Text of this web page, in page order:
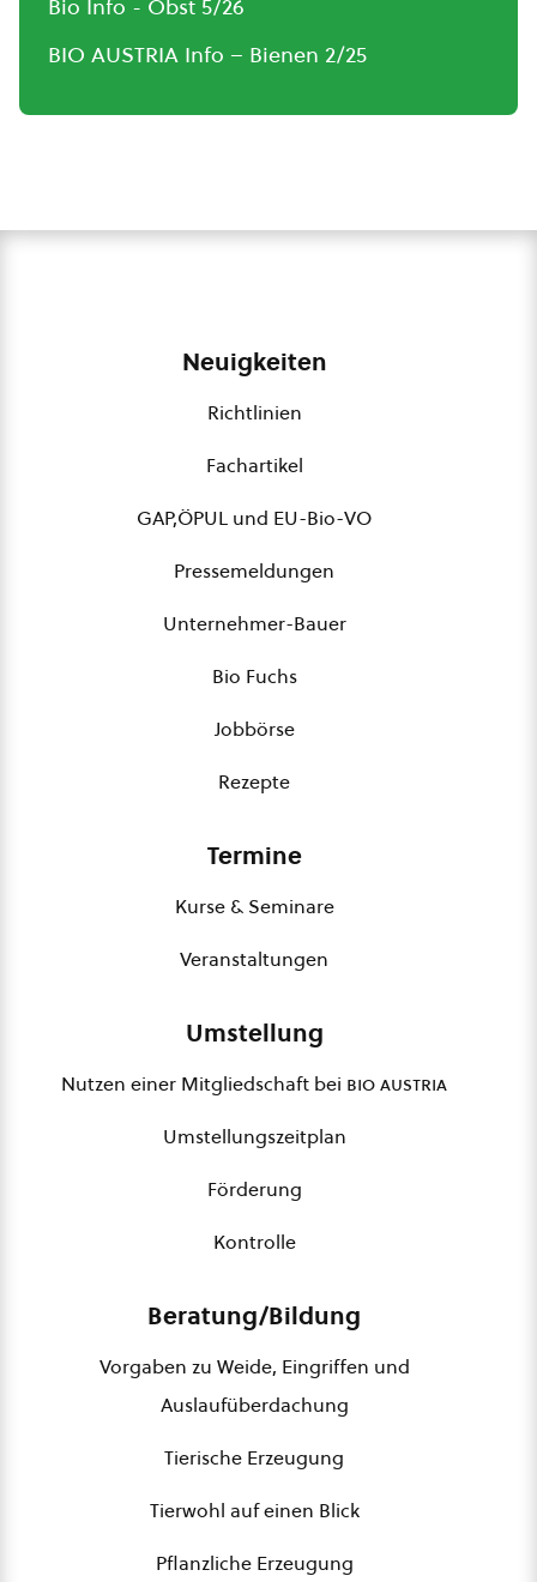
Bio Info - Obst 5/26
BIO AUSTRIA Info – Bienen 2/25
Neuigkeiten
Richtlinien
Fachartikel
GAP,ÖPUL und EU-Bio-VO
Pressemeldungen
Unternehmer-Bauer
Bio Fuchs
Jobbörse
Rezepte
Termine
Kurse & Seminare
Veranstaltungen
Umstellung
Nutzen einer Mitgliedschaft bei bio austria
Umstellungszeitplan
Förderung
Kontrolle
Beratung/Bildung
Vorgaben zu Weide, Eingriffen und
Auslaufüberdachung
Tierische Erzeugung
Tierwohl auf einen Blick
Pflanzliche Erzeugung